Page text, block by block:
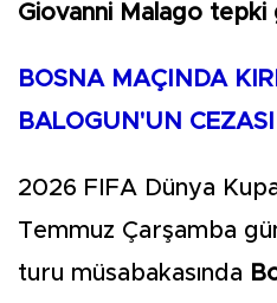
Giovanni Malago
BOSNA MAÇINDA
BALOGUN'UN CEZASI
2026 FIFA Dünya
Temmuz Çarşamba
turu müsabakasında